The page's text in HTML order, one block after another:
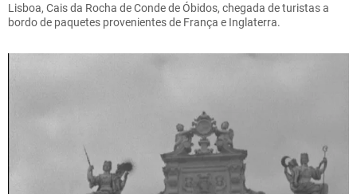
Lisboa, Cais da Rocha de Conde de Óbidos, chegada de turistas a
bordo de paquetes provenientes de França e Inglaterra.